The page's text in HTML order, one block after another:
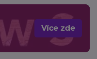
Více zde